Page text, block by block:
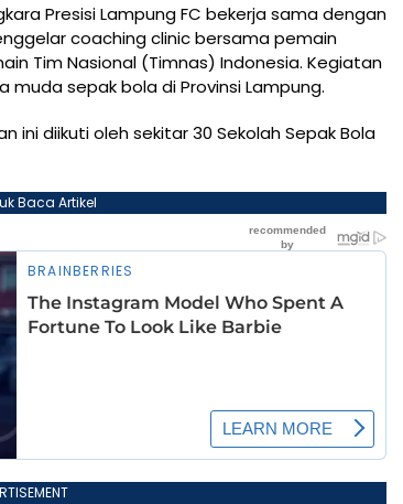
Presisi Lampung FC bekerja sama dengan
coaching clinic bersama pemain
Tim Nasional (Timnas) Indonesia. Kegiatan
sepak bola di Provinsi Lampung.
ini diikuti oleh sekitar 30 Sekolah Sepak Bola
Baca Artikel